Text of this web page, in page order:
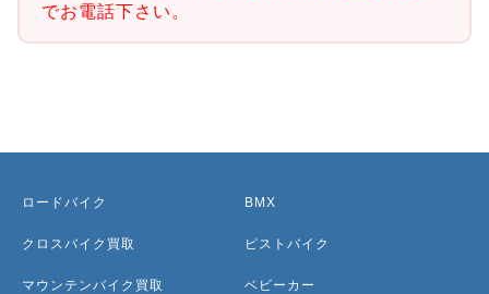
でお電話下さい。
ロードバイク
クロスバイク買取
マウンテンバイク買取
BMX
ピストバイク
ベビーカー